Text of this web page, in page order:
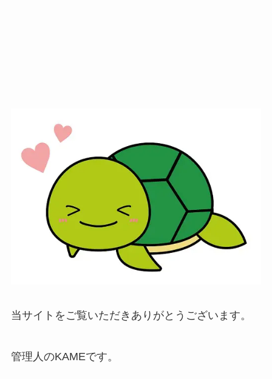
当サイトをご覧いただきありがとうございます。
管理人のKAMEです。